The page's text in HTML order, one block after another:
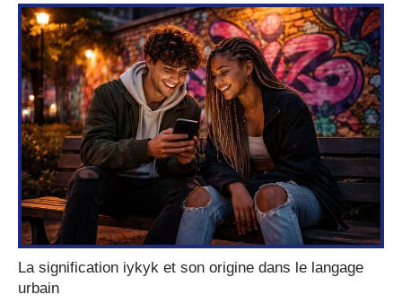
La signification iykyk et son origine dans le langage
urbain